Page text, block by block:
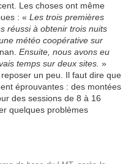
Les choses ont même
: « Les trois premières
réussi à obtenir trois nuits
météo coopérative sur
Ensuite, nous avons eu
temps sur deux sites. »
un peu. Il faut dire que
éprouvantes : des montées
des sessions de 8 à 16
quelques problèmes